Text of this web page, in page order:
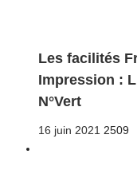
Les facilités
Impression :
N°Vert
Posted
16 juin 2021 2509